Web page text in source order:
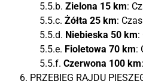
5.5.b. Zielona 15 km:
5.5.c. Żółta 25 km:
5.5.d. Niebieska 50 km:
5.5.e. Fioletowa 70 km:
5.5.f. Czerwona 100 km
PRZEBIEG RAJDU